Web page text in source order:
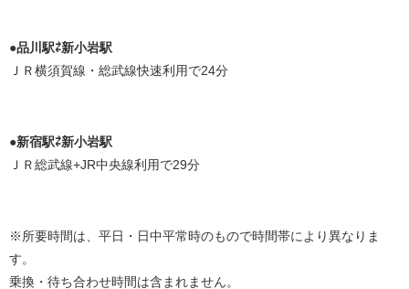
●品川駅⇄新小岩駅
ＪＲ横須賀線・総武線快速利用で24分
●新宿駅⇄新小岩駅
ＪＲ総武線+JR中央線利用で29分
※所要時間は、平日・日中平常時のもので時間帯により異なりま
す。
乗換・待ち合わせ時間は含まれません。